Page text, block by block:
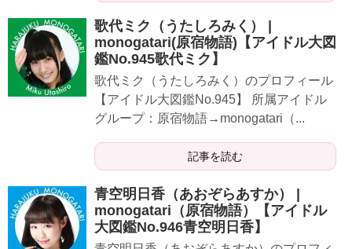
歌代ミク（うたしろみく） |
monogatari(原宿物語)【アイドル大図
鑑No.945歌代ミク】
​​​​​歌代ミク（うたしろみく）のプロフィール
【アイドル大図鑑No.945】 所属アイドル
グループ：原宿物語→monogatari（...
記事を読む
青空明日香（あおぞらあすか） |
monogatari（原宿物語）【アイドル
大図鑑No.946青空明日香】